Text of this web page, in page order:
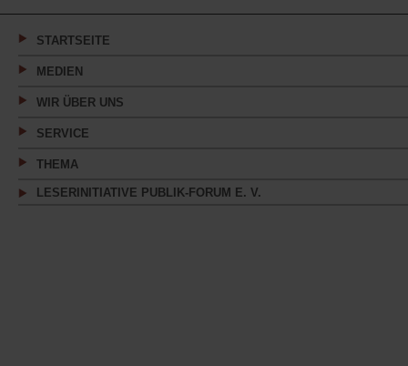
neuen
STARTSEITE
MEDIEN
WIR ÜBER UNS
SERVICE
THEMA
LESERINITIATIVE PUBLIK-FORUM E. V.